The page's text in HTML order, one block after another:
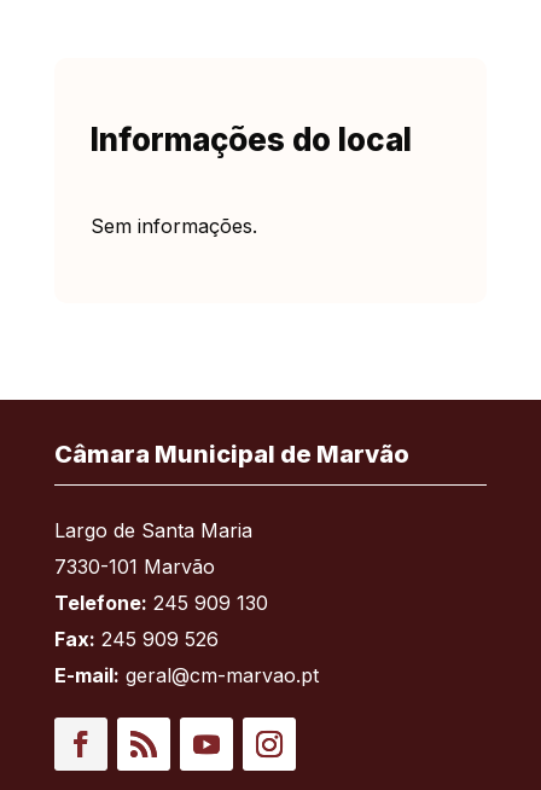
Informações do local
Sem informações.
Câmara Municipal de Marvão
Largo de Santa Maria
7330-101 Marvão
Telefone: 245 909 130
Fax: 245 909 526
E-mail: geral@cm-marvao.pt